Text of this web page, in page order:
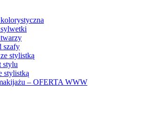
szafy
stylistką
stylu
stylistką
– OFERTA WWW